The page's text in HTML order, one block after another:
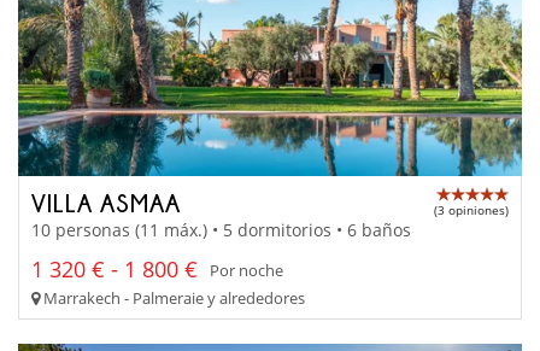
VILLA ASMAA (3 opiniones)
10 personas (11 máx.) • 5 dormitorios • 6 baños
1 320 € - 1 800 €
Por noche
Marrakech - Palmeraie y alrededores